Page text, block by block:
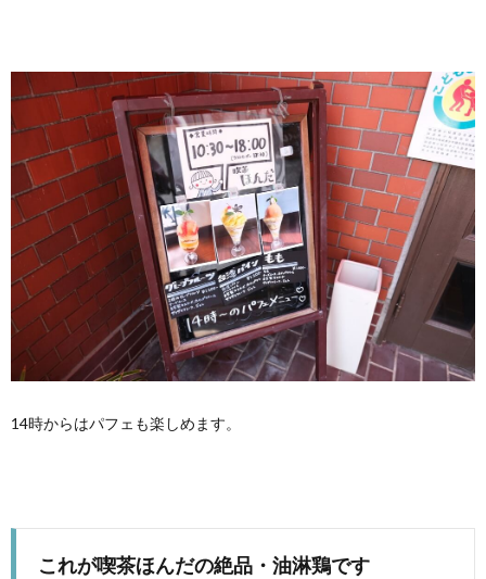
14時からはパフェも楽しめます。
これが喫茶ほんだの絶品・油淋鶏です